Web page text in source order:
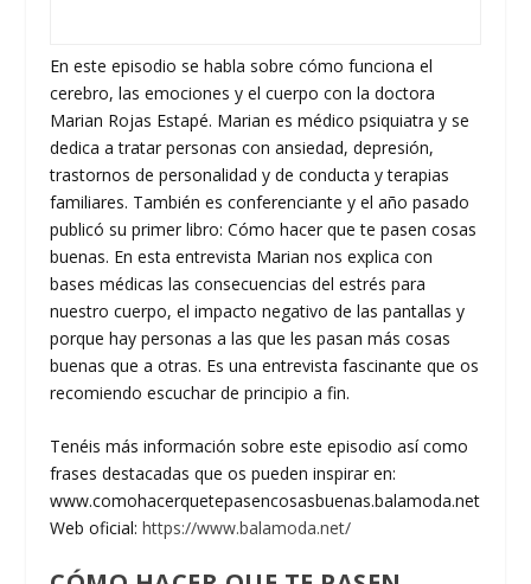
En este episodio se habla sobre cómo funciona el
cerebro, las emociones y el cuerpo con la doctora
Marian Rojas Estapé. Marian es médico psiquiatra y se
dedica a tratar personas con ansiedad, depresión,
trastornos de personalidad y de conducta y terapias
familiares. También es conferenciante y el año pasado
publicó su primer libro: Cómo hacer que te pasen cosas
buenas. En esta entrevista Marian nos explica con
bases médicas las consecuencias del estrés para
nuestro cuerpo, el impacto negativo de las pantallas y
porque hay personas a las que les pasan más cosas
buenas que a otras. Es una entrevista fascinante que os
recomiendo escuchar de principio a fin.
Tenéis más información sobre este episodio así como
frases destacadas que os pueden inspirar en:
www.comohacerquetepasencosasbuenas.balamoda.net
Web oficial:https://www.balamoda.net/